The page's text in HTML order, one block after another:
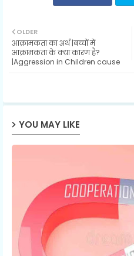
OLDER
आक्रामकता का अर्थ |बच्चों में
आक्रामकता के क्या कारण है?
|Aggression in Children cause
YOU MAY LIKE